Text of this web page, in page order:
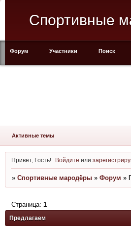
Спортивные
Форум Участники Поиск
Активные темы
Привет, Гость! Войдите или
» Спортивные мародёры » Форум »
Предлагаем
Страница: 1